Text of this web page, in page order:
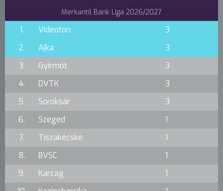
Merkantil Bank Liga 2026/2027
1. Videoton
3
2.
Ajka
3
3.
Gyirmót
3
4.
DVTK
3
5.
Soroksár
3
6.
Szeged
1
7.
Tiszakécske
1
8.
BVSC
1
9.
Karcag
1